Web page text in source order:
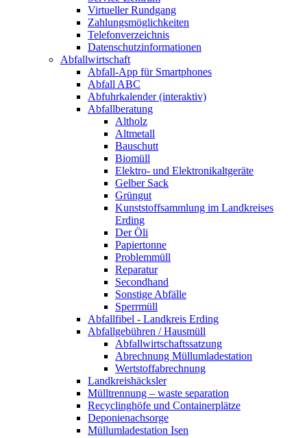
Virtueller Rundgang
Zahlungsmöglichkeiten
Telefonverzeichnis
Datenschutzinformationen
Abfallwirtschaft
Abfall-App für Smartphones
Abfall ABC
Abfuhrkalender (interaktiv)
Abfallberatung
Altholz
Altmetall
Bauschutt
Biomüll
Elektro- und Elektronikaltgeräte
Gelber Sack
Grüngut
Kunststoffsammlung im Landkreises
Erding
Der Öli
Papiertonne
Problemmüll
Reparatur
Secondhand
Sonstige Abfälle
Sperrmüll
Abfallfibel - Landkreis Erding
Abfallgebühren / Hausmüll
Abfallwirtschaftssatzung
Abrechnung Müllumladestation
Wertstoffabrechnung
Landkreishäcksler
Mülltrennung – waste separation
Recyclinghöfe und Containerplätze
Deponienachsorge
Müllumladestation Isen